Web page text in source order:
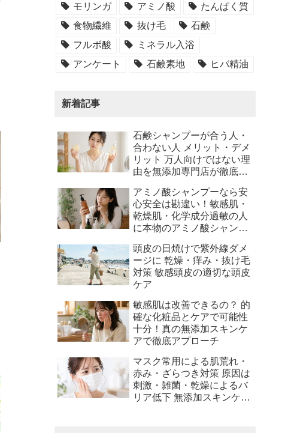
モリンガ
アミノ酸
たんぱく質
食物繊維
抜け毛
石鹸
フルボ酸
ミネラル入浴
アンケート
石鹸素地 ヒバ精油
新着記事
石鹸シャンプーが合う人・
合わない人 メリット・デメ
リット 万人向けではない理
由を無添加専門店が徹底解
アミノ酸シャンプーなら安
心安全は勘違い！敏感肌・
乾燥肌・化学成分過敏の人
に本物のアミノ酸シャンプ
頭皮の日焼けで紫外線ダメ
ージに 乾燥・痒み・抜け毛
対策 敏感頭皮の適切な頭皮
ケア
敏感肌は改善できるの？ 的
確な化粧品とケアで可能性
十分！真の無添加スキンケ
アで徹底アプローチ
マスク常用による肌荒れ・
赤み・ざらつき対策 原因は
刺激・雑菌・乾燥によるバ
リア低下 無添加スキンケア